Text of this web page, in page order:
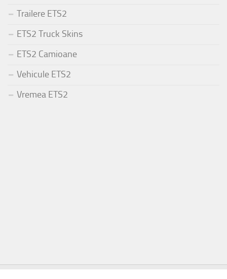
Trailere ETS2
ETS2 Truck Skins
ETS2 Camioane
Vehicule ETS2
Vremea ETS2